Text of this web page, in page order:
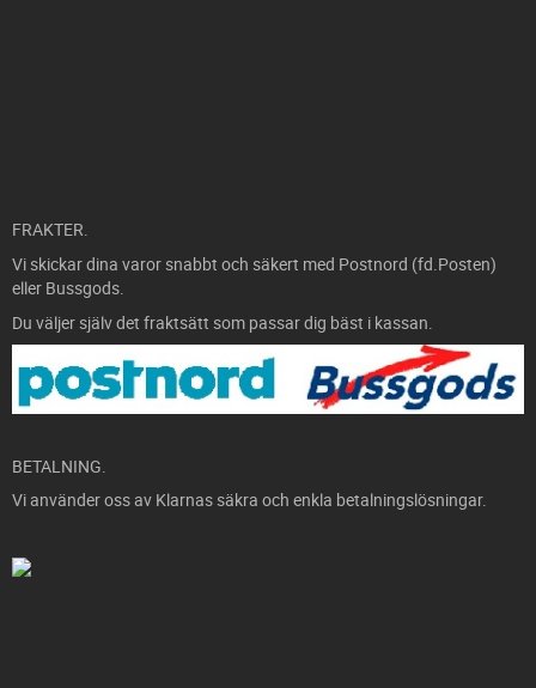
FRAKTER.
Vi skickar dina varor snabbt och säkert med Postnord (fd.Posten)
eller Bussgods.
Du väljer själv det fraktsätt som passar dig bäst i kassan.
BETALNING.
Vi använder oss av Klarnas säkra och enkla betalningslösningar.